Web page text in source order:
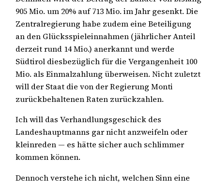
905 Mio. um 20% auf 713 Mio. im Jahr gesenkt. Die
Zentralregierung habe zudem eine Beteiligung
an den Glücksspieleinnahmen (jährlicher Anteil
derzeit rund 14 Mio.) anerkannt und werde
Südtirol diesbezüglich für die Vergangenheit 100
Mio. als Einmalzahlung überweisen. Nicht zuletzt
will der Staat die von der Regierung Monti
zurückbehaltenen Raten zurückzahlen.
Ich will das Verhandlungsgeschick des
Landeshauptmanns gar nicht anzweifeln oder
kleinreden — es hätte sicher auch schlimmer
kommen können.
Dennoch verstehe ich nicht, welchen Sinn eine